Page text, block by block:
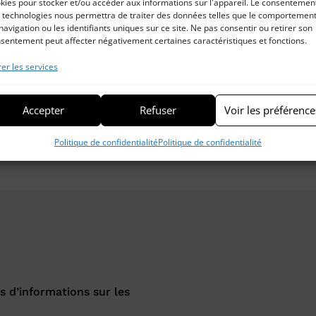
technologies nous permettra de traiter des données telles que le comportement
ou les identifiants uniques sur ce site. Ne pas consentir ou retirer son
peut affecter négativement certaines caractéristiques et fonctions.
les services
Accepter Refuser Voir les
Politique de confidentialitéPolitique de confidentialité
votre recherche ou utilisez le panneau de navigation ci-
Voir plus
d’informations sur les